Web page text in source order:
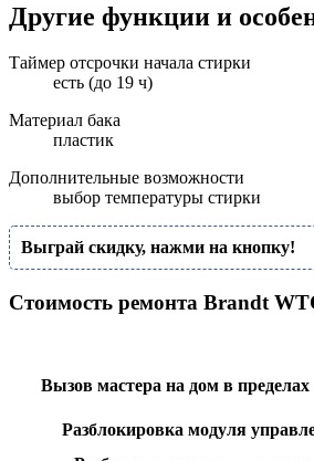
Другие функции и
Таймер отсрочки начала стирки
есть (до 19 ч)
Материал бака
пластик
Дополнительные возможности
выбор температуры стирки
Выграй скидку, нажми на кнопку!
Стоимость ремонта Brandt
Вызов мастера на дом в пределах
Разблокировка модуля